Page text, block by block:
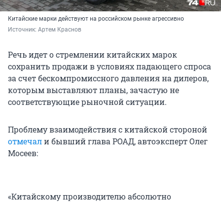
Китайские марки действуют на российском рынке агрессивно
Источник: Артем Краснов
Речь идет о стремлении китайских марок
сохранить продажи в условиях падающего спроса
за счет бескомпромиссного давления на дилеров,
которым выставляют планы, зачастую не
соответствующие рыночной ситуации.
Проблему взаимодействия с китайской стороной
отмечали бывший глава РОАД, автоэксперт Олег
Мосеев:
«Китайскому производителю абсолютно